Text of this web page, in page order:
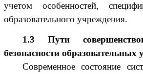
учетом особенностей,
образовательного учреждения.
1.3 Пути
безопасности образовательных
Современное состояние